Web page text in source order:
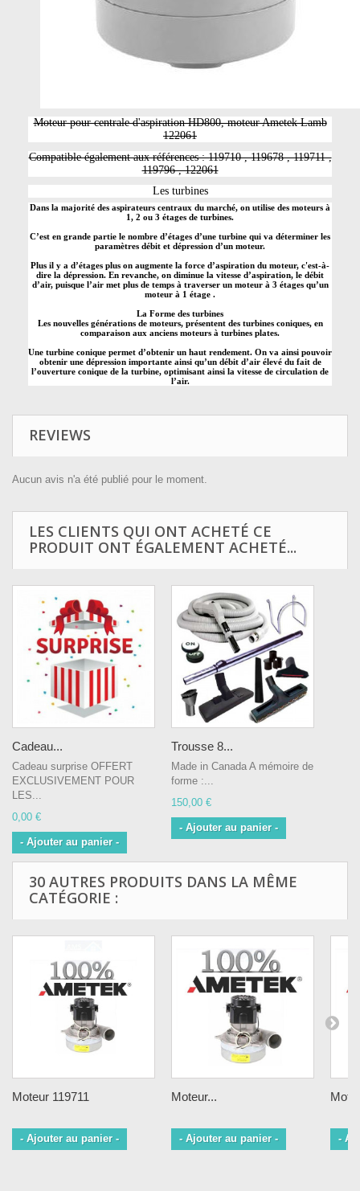
Moteur pour centrale d'aspiration HD800, moteur Ametek Lamb
122061
Compatible également aux références : 119710 , 119678 , 119711 ,
119796 , 122061
Les turbines
Dans la majorité des aspirateurs centraux du marché, on utilise des moteurs à
1, 2 ou 3 étages de turbines.
C’est en grande partie le nombre d’étages d’une turbine qui va déterminer les
paramètres débit et dépression d’un moteur.
Plus il y a d’étages plus on augmente la force d’aspiration du moteur, c'est-à-
dire la dépression. En revanche, on diminue la vitesse d’aspiration, le débit
d’air, puisque l’air met plus de temps à traverser un moteur à 3 étages qu’un
moteur à 1 étage .
La Forme des turbines
Les nouvelles générations de moteurs, présentent des turbines coniques, en
comparaison aux anciens moteurs à turbines plates.
Une turbine conique permet d’obtenir un haut rendement. On va ainsi pouvoir
obtenir une dépression importante ainsi qu’un débit d’air élevé du fait de
l’ouverture conique de la turbine, optimisant ainsi la vitesse de circulation de
l’air.
REVIEWS
Aucun avis n'a été publié pour le moment.
LES CLIENTS QUI ONT ACHETÉ CE
PRODUIT ONT ÉGALEMENT ACHETÉ...
Cadeau...
Cadeau surprise OFFERT
EXCLUSIVEMENT POUR
LES...
0,00 €
- Ajouter au panier -
Trousse 8...
Made in Canada A mémoire de
forme :...
150,00 €
- Ajouter au panier -
30 AUTRES PRODUITS DANS LA MÊME
CATÉGORIE :
Moteur 119711
- Ajouter au panier -
Moteur...
- Ajouter au panier - -